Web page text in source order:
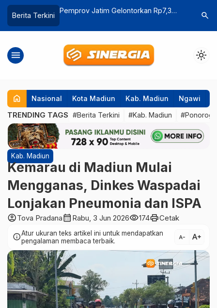
Berita Terkini
Dari Lahan Sempit, Peternak Ayam
search
menu light_mode
home Nasional Kota Madiun Kab. Madiun Ngawi
TRENDING TAGS #Berita Terkini #Kab. Madiun #Ponorogo
Kab. Madiun
Kemarau di Madiun Mulai
Mengganas, Dinkes Waspadai
Lonjakan Pneumonia dan ISPA
account_circleTova Pradanacalendar_month Rabu, 3 Jun 2026visibility174printCetak
infoAtur ukuran teks artikel ini untuk mendapatkan
pengalaman membaca terbaik.
text_decrease text_increase